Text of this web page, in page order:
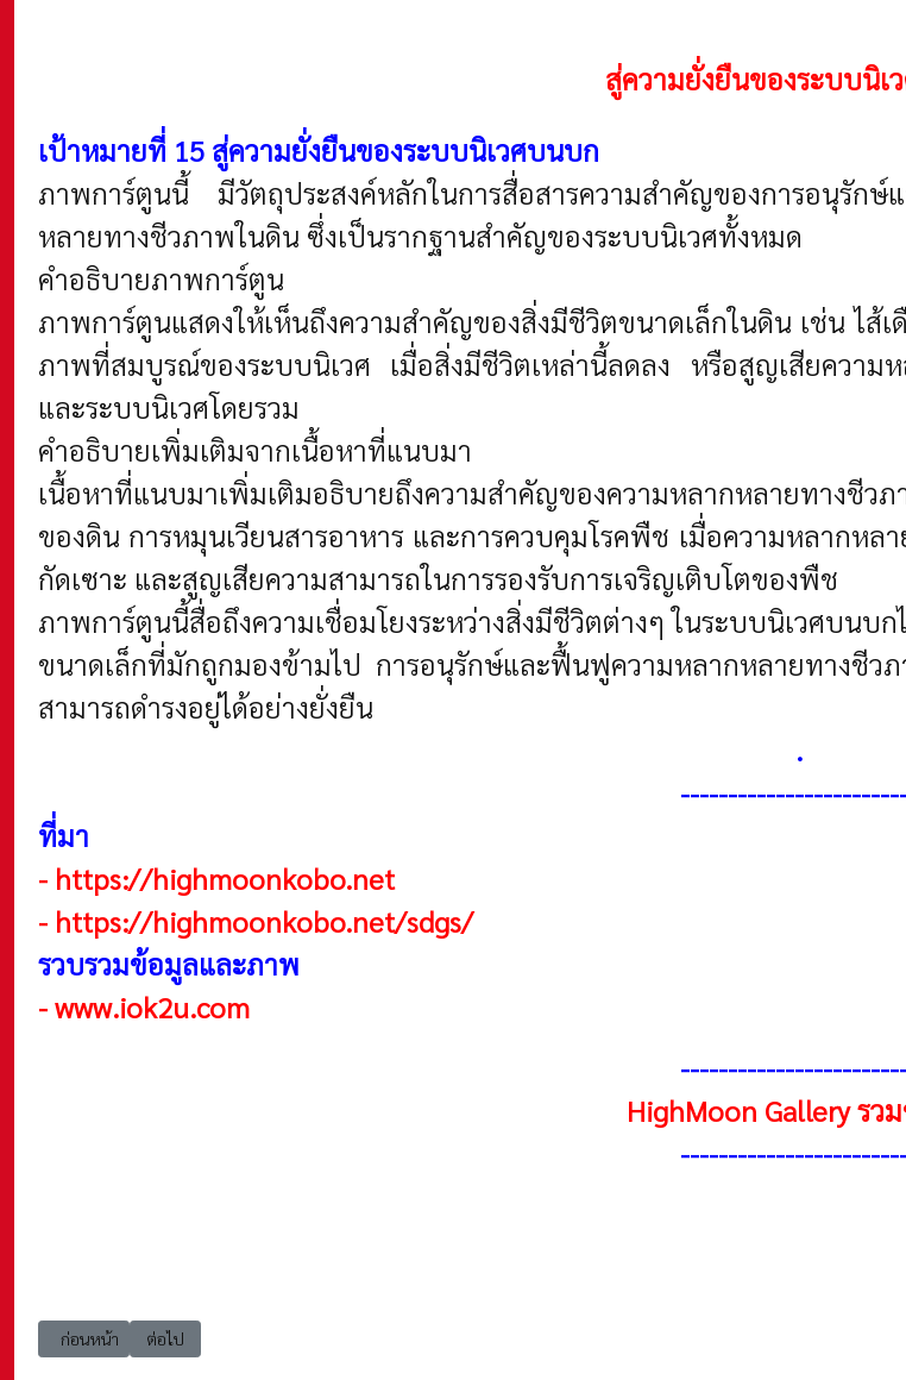
สู่ความยั่งยืนของระบบนิเ
เป้าหมายที่ 15 สู่ความยั่งยืนของระบบนิเวศบนบก
ภาพการ์ตูนนี้ มีวัตถุประสงค์หลักในการสื่อสารความสำคัญของการอนุรัก
หลายทางชีวภาพในดิน ซึ่งเป็นรากฐานสำคัญของระบบนิเวศทั้งหมด
คำอธิบายภาพการ์ตูน
ภาพการ์ตูนแสดงให้เห็นถึงความสำคัญของสิ่งมีชีวิตขนาดเล็กในดิน เช่น ไ
ภาพที่สมบูรณ์ของระบบนิเวศ เมื่อสิ่งมีชีวิตเหล่านี้ลดลง หรือสูญเสียควา
และระบบนิเวศโดยรวม
คำอธิบายเพิ่มเติมจากเนื้อหาที่แนบมา
เนื้อหาที่แนบมาเพิ่มเติมอธิบายถึงความสำคัญของความหลากหลายทางชี
ของดิน การหมุนเวียนสารอาหาร และการควบคุมโรคพืช เมื่อความหลากหล
กัดเซาะ และสูญเสียความสามารถในการรองรับการเจริญเติบโตของพืช
ภาพการ์ตูนนี้สื่อถึงความเชื่อมโยงระหว่างสิ่งมีชีวิตต่างๆ ในระบบนิเวศบนบ
ขนาดเล็กที่มักถูกมองข้ามไป การอนุรักษ์และฟื้นฟูความหลากหลายทางชีว
สามารถดำรงอยู่ได้อย่างยั่งยืน
.
ที่มา
- https://highmoonkobo.net
- https://highmoonkobo.net/sdgs/
รวบรวมข้อมูลและภาพ
-www.iok2u.com
HighMoon Gallery รว
เนื้อหาก่อนหน้า: HighMoon SDGs เป้าหมายที่ 15 ความสำคัญของความหลากหลายทางชีวภาพ
ก่อนหน้า เนื้อหาถัดไป: HighMoon SDGs เป้าหมายที่ 16 สู่สังคมที่ยุติธรรมและเท่าเทียม
ต่อไป